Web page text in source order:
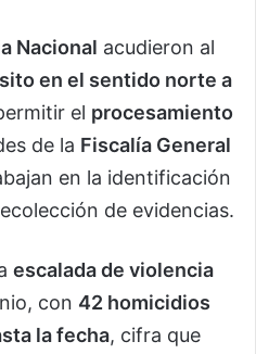
Nacional acudieron al
en el sentido norte a
el procesamiento
de la Fiscalía General
en la identificación
de evidencias.
escalada de violencia
con 42 homicidios
la fecha, cifra que